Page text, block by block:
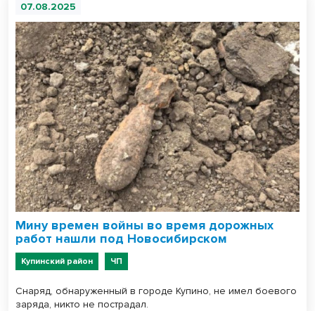
07.08.2025
Мину времен войны во время дорожных
работ нашли под Новосибирском
Купинский район ЧП
Снаряд, обнаруженный в городе Купино, не имел боевого
заряда, никто не пострадал.